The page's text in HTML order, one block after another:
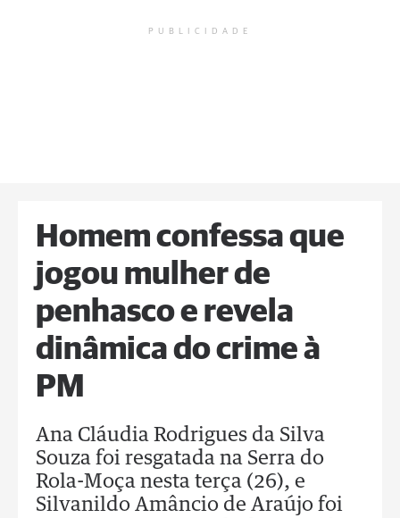
PUBLICIDADE
Homem confessa que
jogou mulher de
penhasco e revela
dinâmica do crime à
PM
Ana Cláudia Rodrigues da Silva
Souza foi resgatada na Serra do
Rola-Moça nesta terça (26), e
Silvanildo Amâncio de Araújo foi